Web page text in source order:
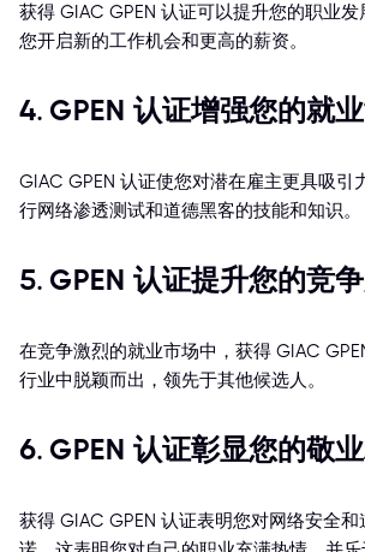
获得 GIAC GPEN 认证可以提升您的职业
您开启新的工作机会和更高的薪资。
4. GPEN 认证增强您的就
GIAC GPEN 认证使您对潜在雇主更具吸引
行网络渗透测试和道德黑客的技能和知识。
5. GPEN 认证提升您的竞
在竞争激烈的就业市场中，获得 GIAC
行业中脱颖而出，领先于其他候选人。
6. GPEN 认证彰显您的敬
获得 GIAC GPEN 认证表明您对网络安全